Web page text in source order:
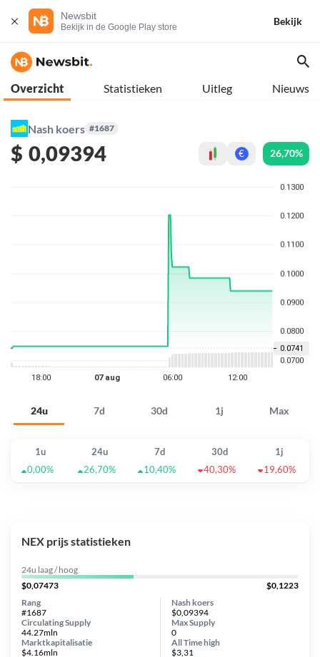
Newsbit
Bekijk in de Google Play store
Bekijk
Overzicht Statistieken Uitleg Nieuws
Nash koers #1687
$ 0,09394 € 26,70%
24u 7d 30d 1j Max
1u 24u 7d 30d
1j
0,00%
26,70% 10,40% 40,30% 19,60%
NEX prijs statistieken
24u laag / hoog
$0,07473
$0,1223
Nash koers
$0,09394
Circulating Supply
44.27mln
Max Supply
0
Marktkapitalisatie
$4.16mln
Rang
#1687
All Timehigh
$3,31